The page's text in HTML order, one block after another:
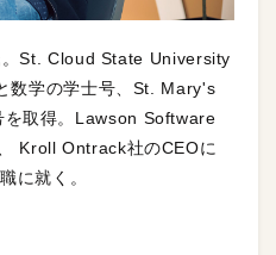
St. Cloud State University
数学の学士号、St. Mary's
取得。Lawson Software
Kroll Ontrack社のCEOに
に就く。